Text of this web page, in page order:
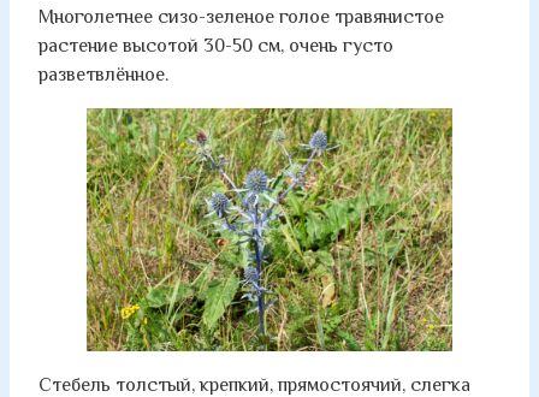
Многолетнее сизо-зеленое голое травянистое
растение высотой 30-50 см, очень густо
разветвлённое.
Стебель толстый, крепкий, прямостоячий, слегка